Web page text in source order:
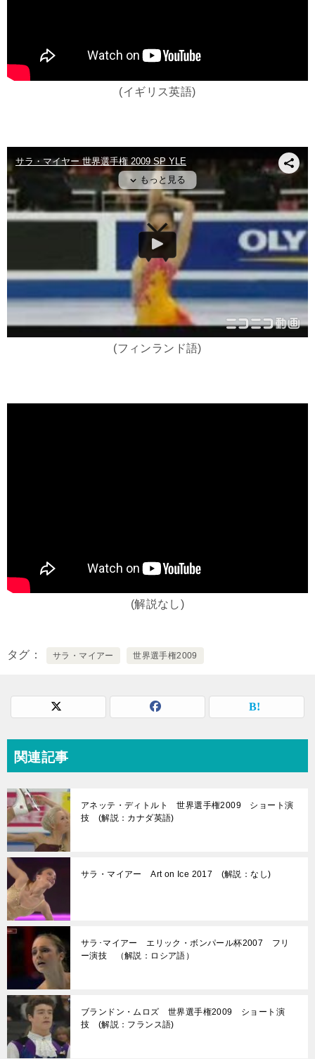
(イギリス英語)
(フィンランド語)
(解説なし)
タグ サラ・マイアー 世界選手権2009
関連記事
アネッテ・ディトルト 世界選手権2009 ショート演
技 (解説：カナダ英語)
サラ・マイアー Art on Ice 2017 (解説：なし)
サラ･マイアー エリック・ボンパール杯2007 フリ
ー演技 （解説：ロシア語）
ブランドン・ムロズ 世界選手権2009 ショート演
技 (解説：フランス語)